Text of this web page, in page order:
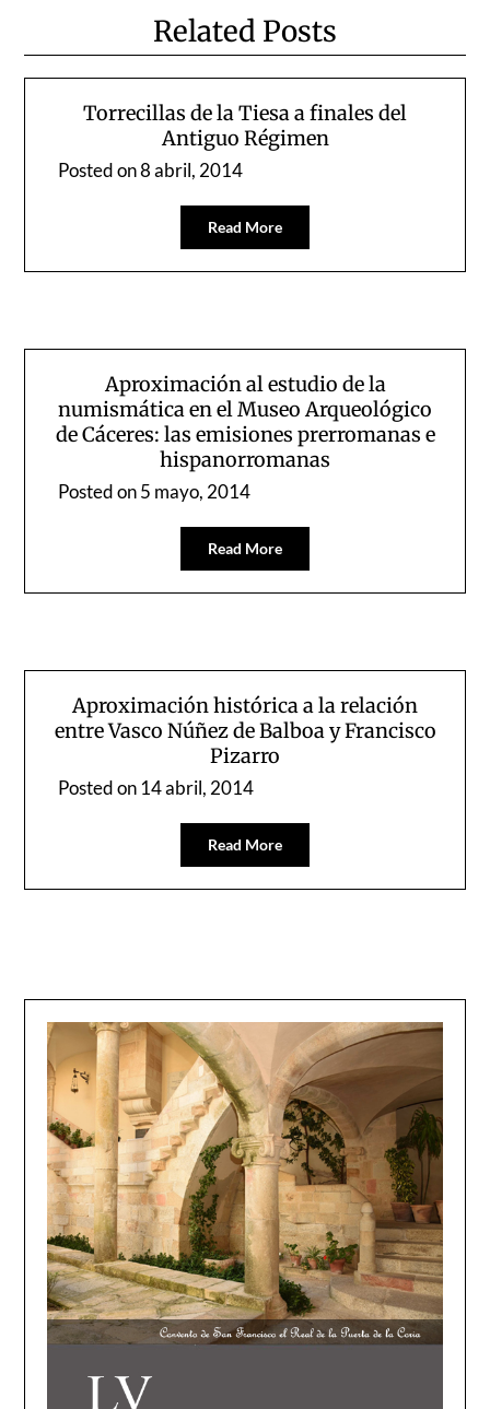
Related Posts
Torrecillas de la Tiesa a finales del
Antiguo Régimen
Posted on8 abril, 2014
Read More
Aproximación al estudio de la
numismática en el Museo Arqueológico
de Cáceres: las emisiones prerromanas e
hispanorromanas
Posted on5 mayo, 2014
Read More
Aproximación histórica a la relación
entre Vasco Núñez de Balboa y Francisco
Pizarro
Posted on14 abril, 2014
Read More